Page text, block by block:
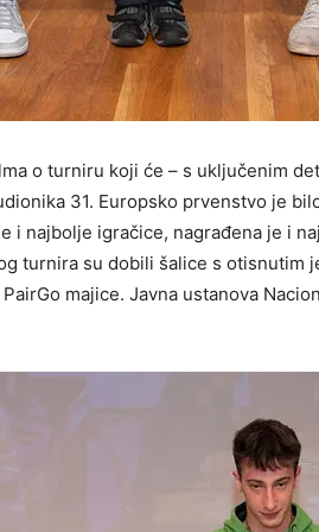
o turniru koji će – s uključenim
31. Europsko prvenstvo je
i najbolje igračice, nagrađena je i
turnira su dobili šalice s otisnutim
majice. Javna ustanova